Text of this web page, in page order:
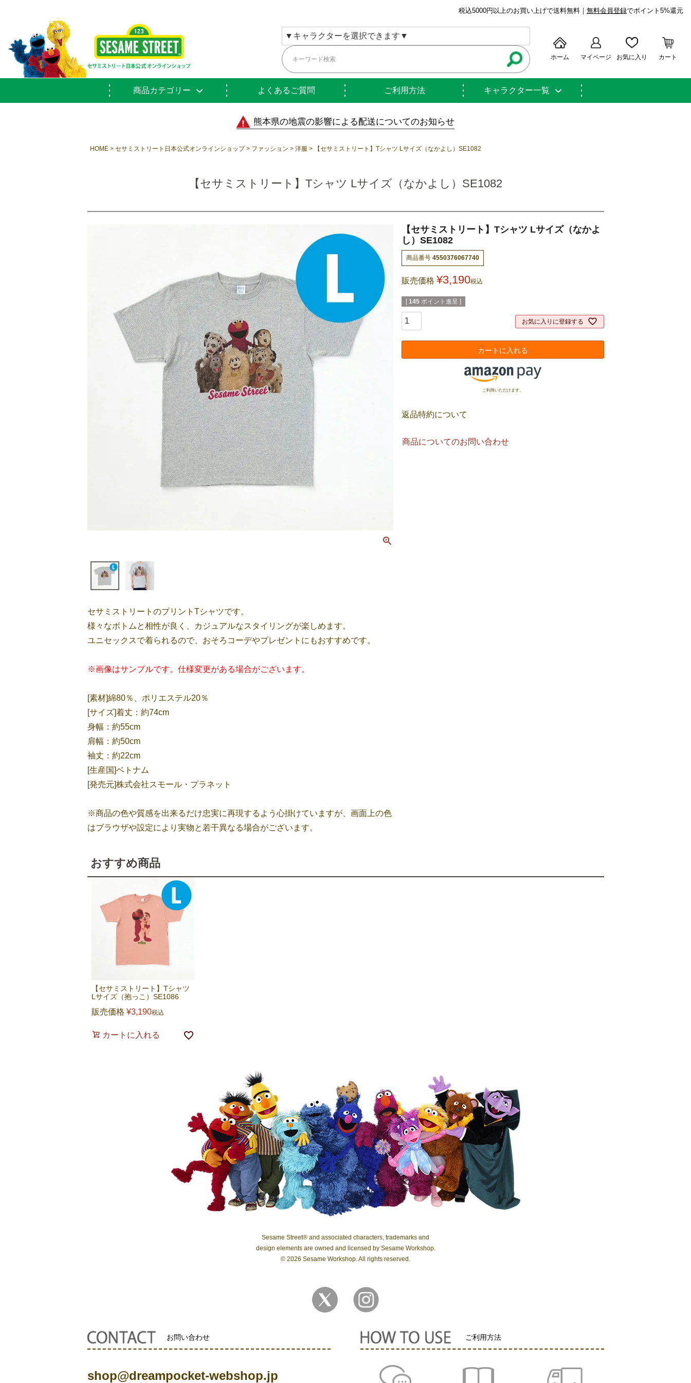
税込5000円以上のお買い上げで送料無料｜ 無料会員登録でポイント5%還元
ホーム マイページ お気に入り カート
商品カテゴリー よくあるご質問 ご利用方法 キャラクター一覧
熊本県の地震の影響による配送についてのお知らせ
HOME セサミストリート日本公式オンラインショップ ファッション 洋服 【セサミストリート】Tシャツ Lサイズ（なかよし）SE1082
【セサミストリート】Tシャツ Lサイズ（なかよし）SE1082
【セサミストリート】Tシャツ Lサイズ（なかよ
し）SE1082
商品番号 4550376067740
販売価格 ¥3,190税込
[ 145 ポイント進呈 ]
お気に入りに登録する
カートに入れる
ご利用いただけます。
返品特約について
商品についてのお問い合わせ
セサミストリートのプリントTシャツです。
様々なボトムと相性が良く、カジュアルなスタイリングが楽しめます。
ユニセックスで着られるので、おそろコーデやプレゼントにもおすすめです。
※画像はサンプルです。仕様変更がある場合がございます。
[素材]綿80％、ポリエステル20％
[サイズ]着丈：約74cm
身幅：約55cm
肩幅：約50cm
袖丈：約22cm
[生産国]ベトナム
[発売元]株式会社スモール・プラネット
※商品の色や質感を出来るだけ忠実に再現するよう心掛けていますが、画面上の色
はブラウザや設定により実物と若干異なる場合がございます。
おすすめ商品
【セサミストリート】Tシャツ
Lサイズ（抱っこ）SE1086
販売価格 ¥3,190税込
カートに入れる
Sesame Street® and associated characters, trademarks and
design elements are owned and licensed by Sesame Workshop.
© 2026 Sesame Workshop. All rights reserved.
お問い合わせ
shop@dreampocket-webshop.jp
ご利用方法